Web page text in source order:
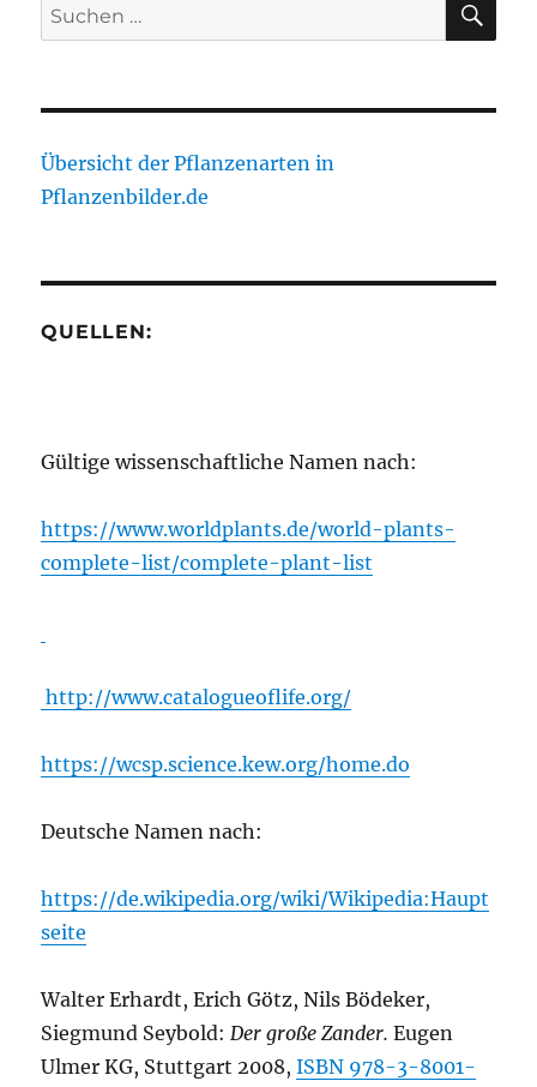
Suche
nach:
Übersicht der Pflanzenarten in
Pflanzenbilder.de
QUELLEN:
Gültige wissenschaftliche Namen nach:
https://www.worldplants.de/world-plants-
complete-list/complete-plant-list
http://www.catalogueoflife.org/
https://wcsp.science.kew.org/home.do
Deutsche Namen nach:
https://de.wikipedia.org/wiki/Wikipedia:Haupt
seite
Walter Erhardt, Erich Götz, Nils Bödeker,
Siegmund Seybold:Der große Zander. Eugen
Ulmer KG, Stuttgart 2008,ISBN 978-3-8001-